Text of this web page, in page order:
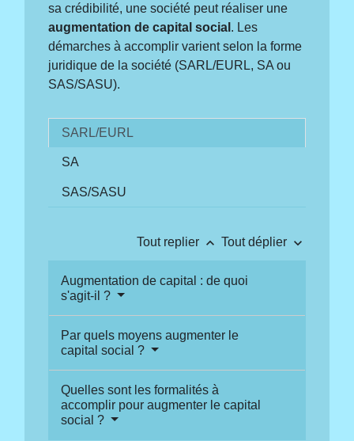
sa crédibilité, une société peut réaliser une
augmentation de capital social . Les
démarches à accomplir varient selon la forme
juridique de la société (SARL/EURL, SA ou
SAS/SASU).
SARL/EURL
SA
SAS/SASU
Tout replier keyboard_arrow_up Tout déplier keyboard_arrow_down
Augmentation de capital : de quoi
s'agit-il ?
Par quels moyens augmenter le
capital social ?
Quelles sont les formalités à
accomplir pour augmenter le capital
social ?